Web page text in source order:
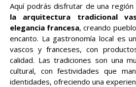
Aquí podrás disfrutar de una
la arquitectura tradicional
elegancia francesa, creando
encanto. La gastronomía local es
vascos y franceses, con
calidad. Las tradiciones son una
cultural, con festividades que
identidades, ofreciendo una